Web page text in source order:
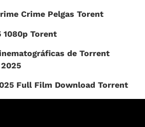
Crime Pelgas Torent
1080p Torent
de Torrent
Full Film Download Torrent